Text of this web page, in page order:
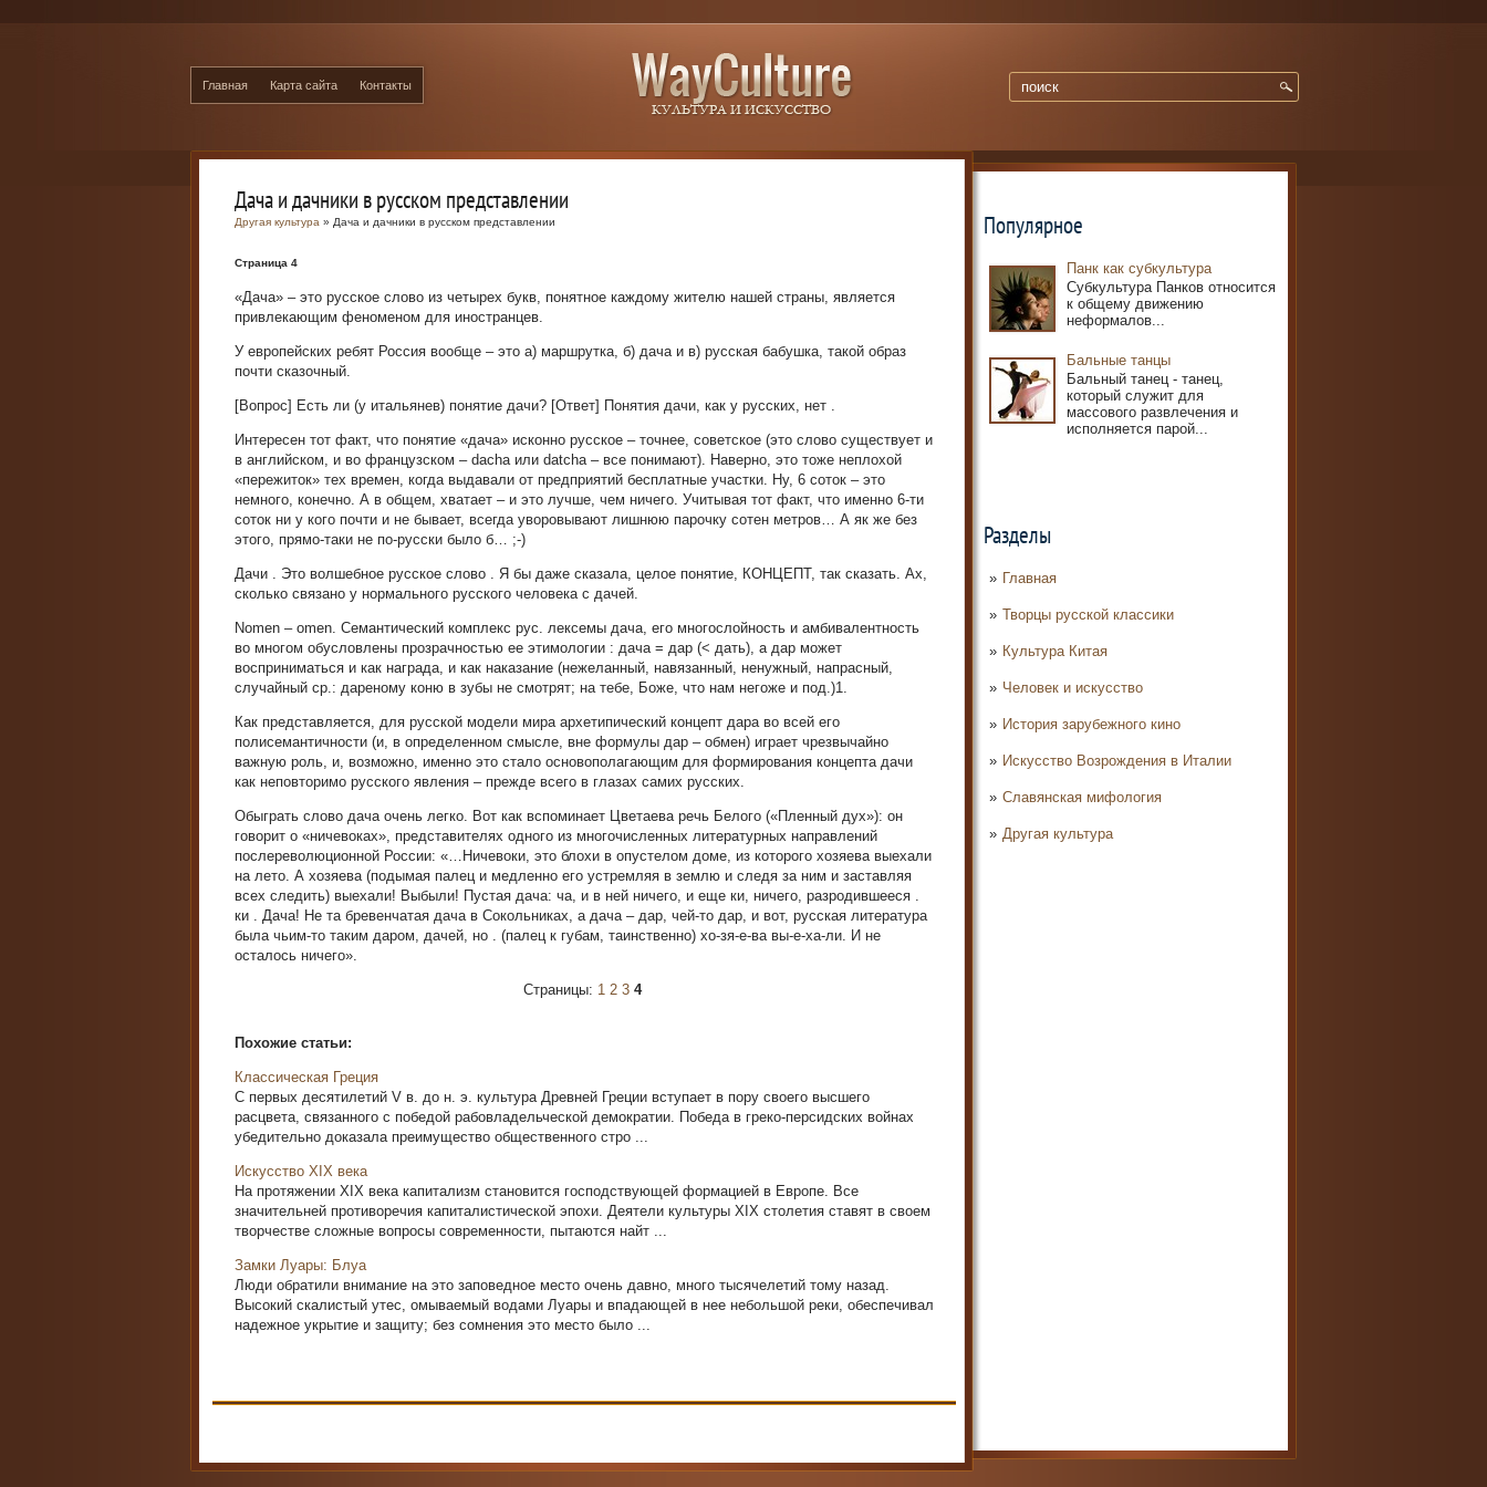
Главная Карта сайта Контакты
Популярное
Панк как субкультура
Субкультура Панков относится
к общему движению
неформалов...
Бальные танцы
Бальный танец - танец,
который служит для
массового развлечения и
исполняется парой...
Разделы
Главная
Творцы русской классики
Культура Китая
Человек и искусство
История зарубежного кино
Искусство Возрождения в Италии
Славянская мифология
Другая культура
Дача и дачники в русском представлении
Другая культура » Дача и дачники в русском представлении
Страница 4
«Дача» – это русское слово из четырех букв, понятное каждому жителю нашей страны, является
привлекающим феноменом для иностранцев.
У европейских ребят Россия вообще – это а) маршрутка, б) дача и в) русская бабушка, такой образ
почти сказочный.
[Вопрос] Есть ли (у итальянев) понятие дачи? [Ответ] Понятия дачи, как у русских, нет .
Интересен тот факт, что понятие «дача» исконно русское – точнее, советское (это слово существует и
в английском, и во французском – dacha или datcha – все понимают). Наверно, это тоже неплохой
«пережиток» тех времен, когда выдавали от предприятий бесплатные участки. Ну, 6 соток – это
немного, конечно. А в общем, хватает – и это лучше, чем ничего. Учитывая тот факт, что именно 6-ти
соток ни у кого почти и не бывает, всегда уворовывают лишнюю парочку сотен метров… А як же без
этого, прямо-таки не по-русски было б… ;-)
Дачи . Это волшебное русское слово . Я бы даже сказала, целое понятие, КОНЦЕПТ, так сказать. Ах,
сколько связано у нормального русского человека с дачей.
Nomen – omen. Семантический комплекс рус. лексемы дача, его многослойность и амбивалентность
во многом обусловлены прозрачностью ее этимологии : дача = дар (< дать), а дар может
восприниматься и как награда, и как наказание (нежеланный, навязанный, ненужный, напрасный,
случайный ср.: дареному коню в зубы не смотрят; на тебе, Боже, что нам негоже и под.)1.
Как представляется, для русской модели мира архетипический концепт дара во всей его
полисемантичности (и, в определенном смысле, вне формулы дар – обмен) играет чрезвычайно
важную роль, и, возможно, именно это стало основополагающим для формирования концепта дачи
как неповторимо русского явления – прежде всего в глазах самих русских.
Обыграть слово дача очень легко. Вот как вспоминает Цветаева речь Белого («Пленный дух»): он
говорит о «ничевоках», представителях одного из многочисленных литературных направлений
послереволюционной России: «…Ничевоки, это блохи в опустелом доме, из которого хозяева выехали
на лето. А хозяева (подымая палец и медленно его устремляя в землю и следя за ним и заставляя
всех следить) выехали! Выбыли! Пустая дача: ча, и в ней ничего, и еще ки, ничего, разродившееся .
ки . Дача! Не та бревенчатая дача в Сокольниках, а дача – дар, чей-то дар, и вот, русская литература
была чьим-то таким даром, дачей, но . (палец к губам, таинственно) хо-зя-е-ва вы-е-ха-ли. И не
осталось ничего».
Страницы: 1 2 3 4
Похожие статьи:
Классическая Греция
С первых десятилетий V в. до н. э. культура Древней Греции вступает в пору своего высшего
расцвета, связан­ного с победой рабовладельческой демократии. Победа в греко-персидских войнах
убедительно доказала преиму­щество общественного стро ...
Искусство XIX века
На протяжении XIX века капитализм становится гос­подствующей формацией в Европе. Все
значительней противоречия капиталистической эпохи. Деятели культуры XIX столетия ставят в своем
творче­стве сложные вопросы современности, пытаются найт ...
Замки Луары: Блуа
Люди обратили внимание на это заповедное место очень давно, много тысячелетий тому назад.
Высокий скалистый утес, омываемый водами Луары и впадающей в нее небольшой реки, обеспечивал
надежное укрытие и защиту; без сомнения это место было ...